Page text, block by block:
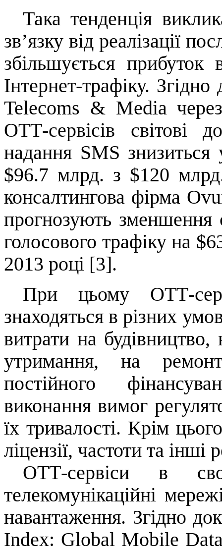
Така тенденція
зв’язку від реалізації
збільшується прибуток
Інтернет-трафіку.
Telecoms & Media
OTT-сервісів світові
надання SMS
$96.7 млрд. з $120
консалтингова фірма
прогнозують зменшення
голосового трафіку на
2013 році [3].
При цьому OTT-
знаходяться в різних
витрати на будівництво,
утримання, на
постійного
виконання вимог
їх тривалості. Крім
ліцензії, частоти та інші
OTT-сервісив свою
телекомунікаційні
навантаження. Згідно
Index: Global Mobile